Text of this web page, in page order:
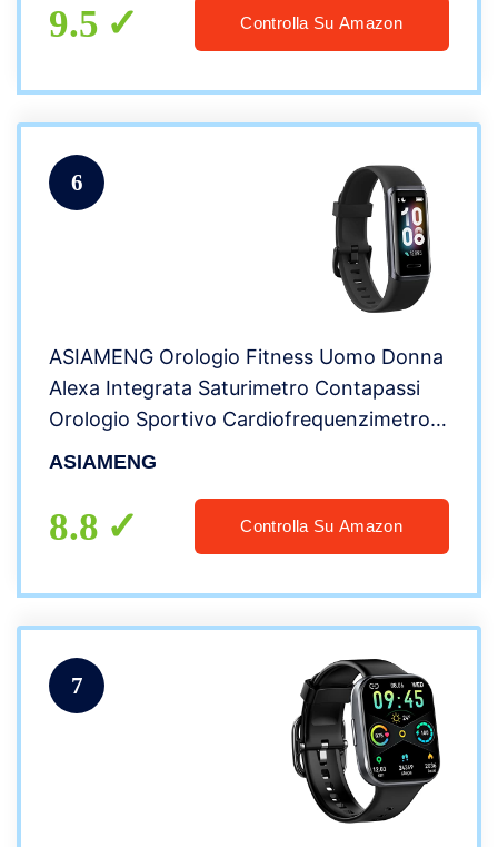
9.5 Controlla Su Amazon
6
ASIAMENG Orologio Fitness Uomo Donna
Alexa Integrata Saturimetro Contapassi
Orologio Sportivo Cardiofrequenzimetro
da polso Smartband Conta Calorie Meteo
ASIAMENG
8.8 Controlla Su Amazon
7